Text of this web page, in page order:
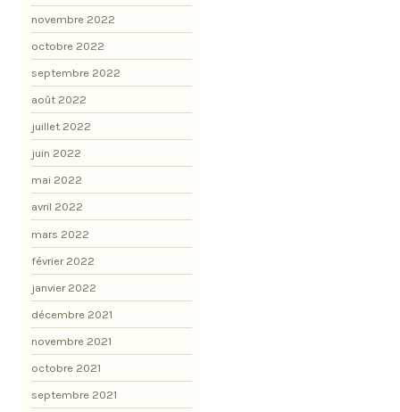
novembre 2022
octobre 2022
septembre 2022
août 2022
juillet 2022
juin 2022
mai 2022
avril 2022
mars 2022
février 2022
janvier 2022
décembre 2021
novembre 2021
octobre 2021
septembre 2021